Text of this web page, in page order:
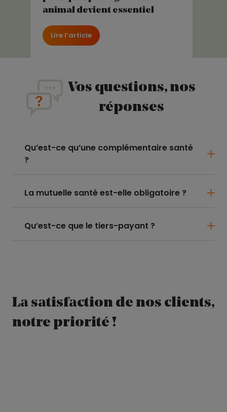
animal devient essentiel
Lire l’article
Vos questions, nos
réponses
Qu’est-ce qu’une complémentaire santé
?
La mutuelle santé est-elle obligatoire ?
Qu’est-ce que le tiers-payant ?
La satisfaction de nos clients,
notre priorité !